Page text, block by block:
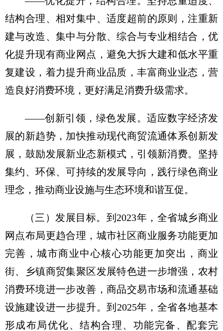
结构合理、相对集中、适度超前的原则，注重新
建与改造、集中与分散、综合与专业相结合，优
化提升现有商业网点，避免大拆大建和低水平重
复建设，着力提升商业品质，丰富商业业态，营
造良好消费环境，更好满足消费升级需求。
——创新引领，绿色发展。适应数字经济发
展的新趋势，加快推动现代商贸流通体系创新发
展，鼓励发展新业态新模式，引领新消费。坚持
集约、环保、可持续的发展导向，践行绿色商业
理念，推动商业设施与生态环境和谐互促。
（三）发展目标。 到2023年，全省城乡商业
网点布局更趋合理，城市社区商业服务功能更加
完善，城市商业中心核心功能更加突出，商业
街、乡镇商贸集聚区发展特色进一步增强，农村
消费环境进一步改善，商品交易市场和流通基础
设施建设进一步提升。到2025年，全省各地基本
形成布局优化、结构合理、功能完备、配套完